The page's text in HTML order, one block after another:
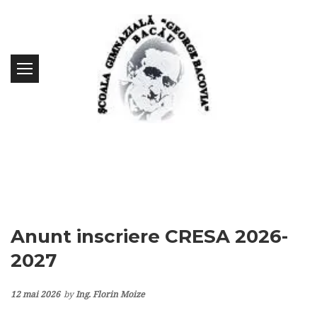
Anunt inscriere CRESA 2026-
2027
12 mai 2026 byIng. Florin Moize